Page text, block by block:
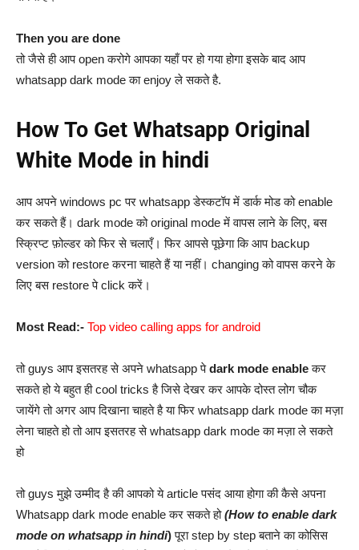
Then you are done
तो जैसे ही आप open करोगे आपका यहाँ पर हो गया होगा इसके बाद आप
whatsapp dark mode का enjoy ले सकते है.
How To Get Whatsapp Original
White Mode in hindi
आप अपने windows pc पर whatsapp डेस्कटॉप में डार्क मोड को enable
कर सकते हैं। dark mode को original mode में वापस लाने के लिए, बस
स्क्रिप्ट फ़ोल्डर को फिर से चलाएँ। फिर आपसे पूछेगा कि आप backup
version को restore करना चाहते हैं या नहीं। changing को वापस करने के
लिए बस restore पे click करें।
Most Read:- Top video calling apps for android
तो guys आप इसतरह से अपने whatsapp पेdark mode enableकर
सकते हो ये बहुत ही cool tricks है जिसे देखर कर आपके दोस्त लोग चौक
जायेंगे तो अगर आप दिखाना चाहते है या फिर whatsapp dark mode का मज़ा
लेना चाहते हो तो आप इसतरह से whatsapp dark mode का मज़ा ले सकते
हो
तो guys मुझे उम्मीद है की आपको ये article पसंद आया होगा की कैसे अपना
Whatsapp dark mode enable कर सकते हो(How to enable dark
mode on whatsapp in hindi)पूरा step by step बताने का कोसिस